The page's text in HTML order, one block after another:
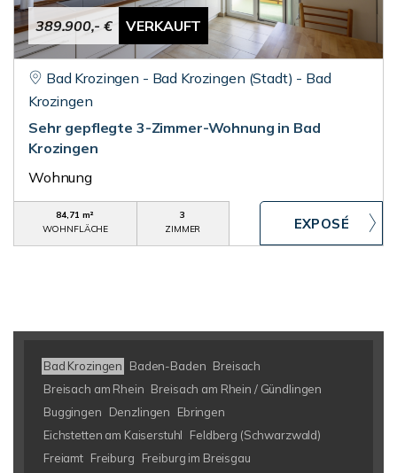
389.900,- € VERKAUFT
Bad Krozingen - Bad Krozingen (Stadt) - Bad
Krozingen
Sehr gepflegte 3-Zimmer-Wohnung in Bad
Krozingen
Wohnung
84,71 m²
WOHNFLÄCHE
3
ZIMMER
Bad Krozingen Baden-Baden Breisach
Breisach am Rhein Breisach am Rhein / Gündlingen
Buggingen
Denzlingen
Ebringen
Eichstetten am Kaiserstuhl
Feldberg (Schwarzwald)
Freiamt Freiburg
Freiburg im Breisgau